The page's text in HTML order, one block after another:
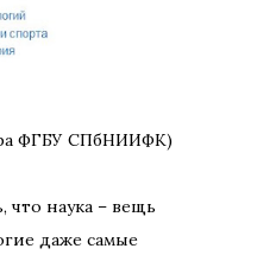
ФГБУ СПбНИИФК)
что наука – вещь
даже самые